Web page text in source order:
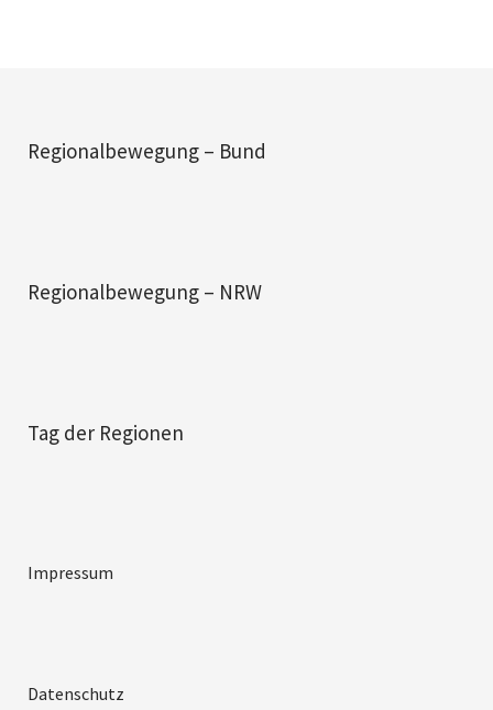
Regionalbewegung – Bund
Regionalbewegung – NRW
Tag der Regionen
Impressum
Datenschutz